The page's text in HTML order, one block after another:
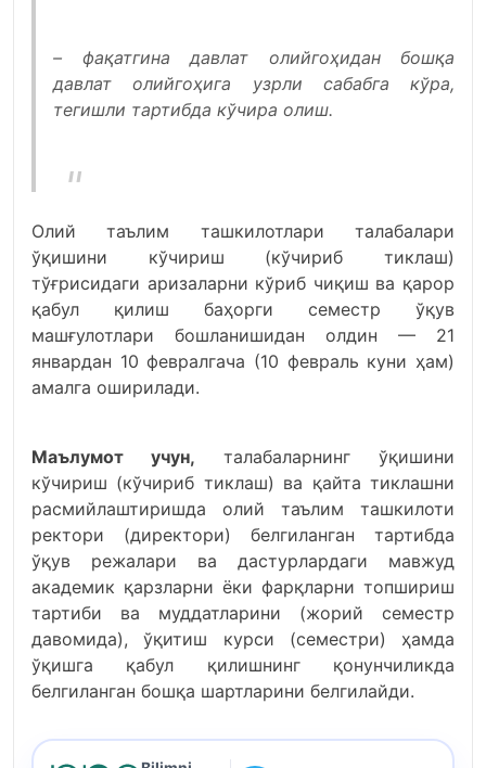
– фақатгина давлат олийгоҳидан бошқа
давлат олийгоҳига узрли сабабга кўра,
тегишли тартибда кўчира олиш.
Олий таълим ташкилотлари талабалари
ўқишини кўчириш (кўчириб тиклаш)
тўғрисидаги аризаларни кўриб чиқиш ва қарор
қабул қилиш баҳорги семестр ўқув
машғулотлари бошланишидан олдин — 21
январдан 10 февралгача (10 февраль куни ҳам)
амалга оширилади.
Маълумот учун, талабаларнинг ўқишини
кўчириш (кўчириб тиклаш) ва қайта тиклашни
расмийлаштиришда олий таълим ташкилоти
ректори (директори) белгиланган тартибда
ўқув режалари ва дастурлардаги мавжуд
академик қарзларни ёки фарқларни топшириш
тартиби ва муддатларини (жорий семестр
давомида), ўқитиш курси (семестри) ҳамда
ўқишга қабул қилишнинг қонунчиликда
белгиланган бошқа шартларини белгилайди.